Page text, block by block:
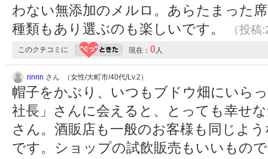
わない無添加のメルロ。あらたまった
種類もあり選ぶのも楽しいです。
（投
このクチコミに 現在： 0人
rinrin さん （女性/大町市/40代/Lv.2）
帽子をかぶり、いつもブドウ畑にいら
社長」さんに会えると、とっても幸せ
さん。酒販店も一般のお客様も同じよ
です。ショップの試飲販売もいいもの